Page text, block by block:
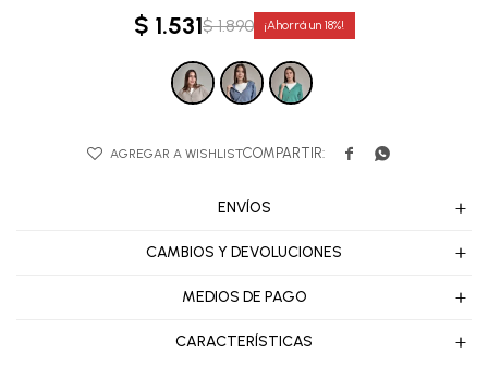
$ 1.531$ 1.890 18
 
ENVÍOS
CAMBIOS Y DEVOLUCIONES
MEDIOS DE PAGO
CARACTERÍSTICAS